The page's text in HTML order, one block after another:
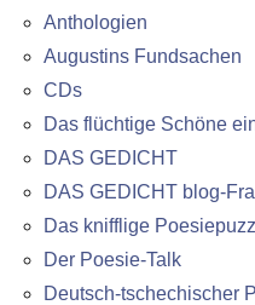
Anthologien
Augustins Fundsachen
CDs
Das flüchtige Schöne
DAS GEDICHT
DAS GEDICHT blog-
Das knifflige
Der Poesie-Talk
Deutsch-tschechischer